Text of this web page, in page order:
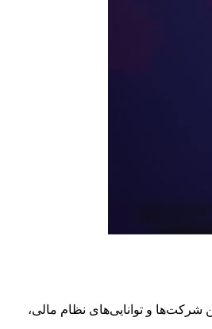
شرکت‌ها و توانایی‌های نظام مالی،